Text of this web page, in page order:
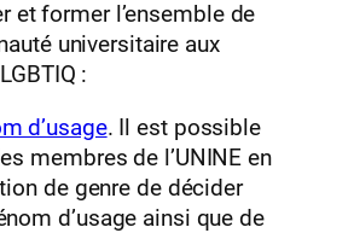
et former l’ensemble de
universitaire aux
:
d’usage. Il est possible
membres de l’UNINE en
de genre de décider
d’usage ainsi que de